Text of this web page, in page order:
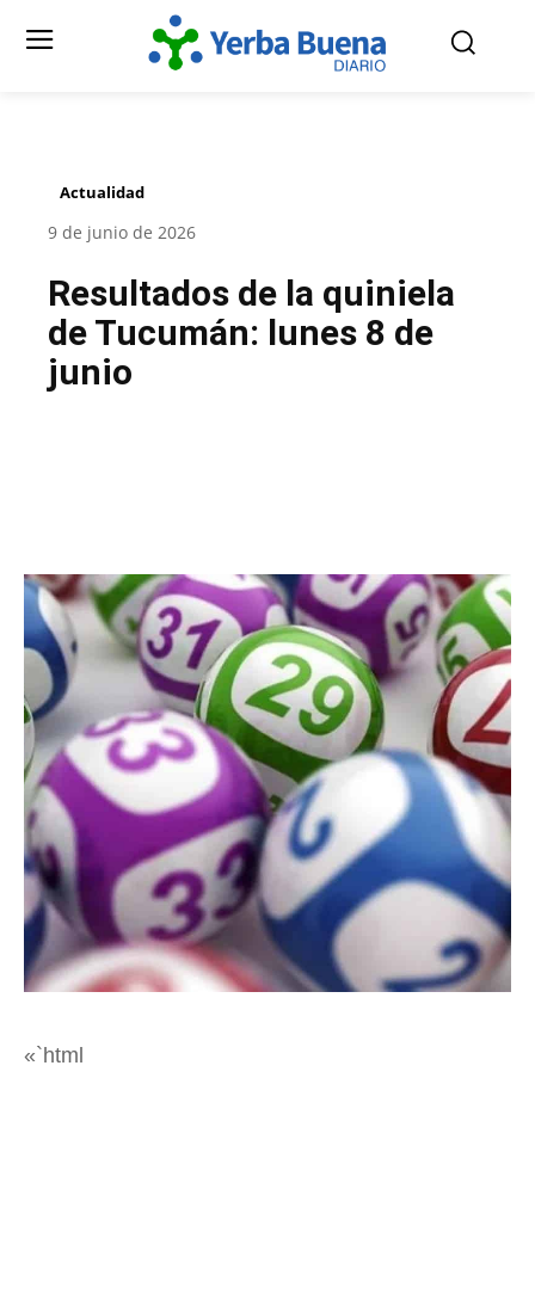
Actualidad
9 de junio de 2026
Resultados de la quiniela
de Tucumán: lunes 8 de
junio
«`html